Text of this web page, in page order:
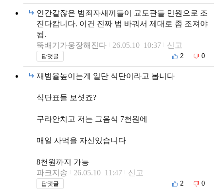
인간같잖은 범죄자새끼들이 교도관들 민원으로 조
진다캅니다. 이건 진짜 법 바꿔서 제대로 좀 조져야
됨.
뚝배기가웅장해진다
26.05.10 10:37 신고
답댓글 2 0
재범율높이는게 일단 식단이라고 봅니다
식단표들 보셧죠?
구라안치고 저는 그음식 7천원에
매일 사먹을 자신있습니다
8천원까지 가능
파크지송
26.05.10 11:47 신고
답댓글 2 0